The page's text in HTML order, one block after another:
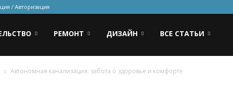
/ Авторизация
РЕМОНТ ДИЗАЙН ВСЕ СТАТЬИ
Автономная канализация: забота о здоровье и комфорте